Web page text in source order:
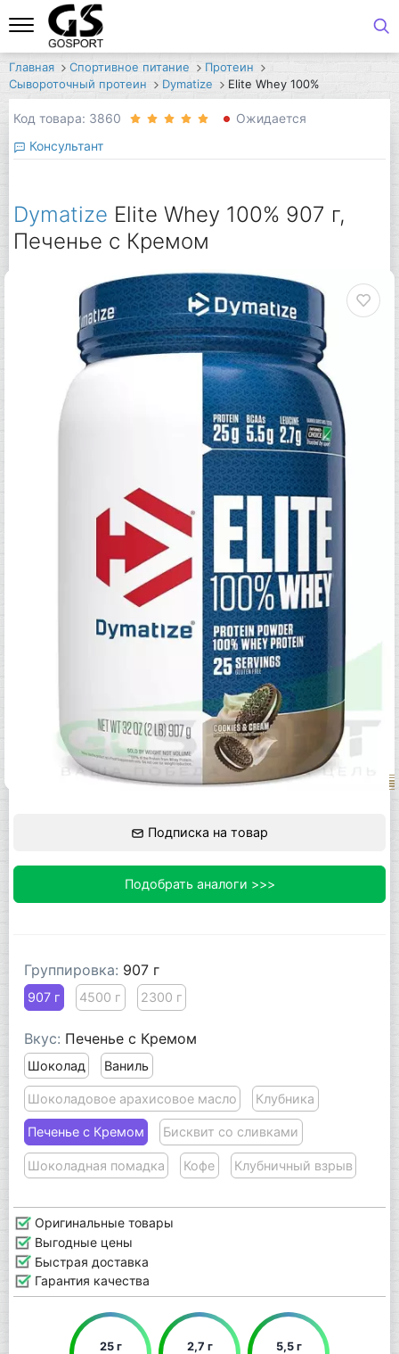
Главная Спортивное питание
Протеин
Сывороточный протеин
Dymatize Elite Whey 100%
Код товара: 3860
Ожидается
Консультант
Dymatize Elite Whey 100% 907 г,
Печенье с Кремом
Подписка на товар
Подобрать аналоги >>>
Группировка: 907 г
907 г 4500 г 2300 г
Вкус: Печенье с Кремом
Шоколад Ваниль
Шоколадовое арахисовое масло Клубника
Печенье с Кремом Бисквит со сливками
Шоколадная помадка Кофе Клубничный взрыв
Оригинальные товары
Выгодные цены
Быстрая доставка
Гарантия качества
25 г 2,7 г 5,5 г